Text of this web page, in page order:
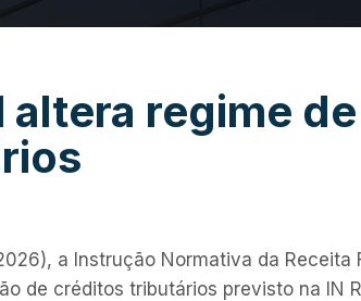
altera regime
a Instrução Normativa da Receita
de créditos tributários previsto na IN